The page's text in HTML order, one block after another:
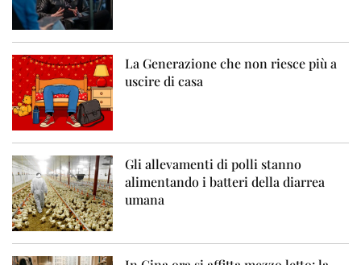
La Generazione che non riesce più a
uscire di casa
Gli allevamenti di polli stanno
alimentando i batteri della diarrea
umana